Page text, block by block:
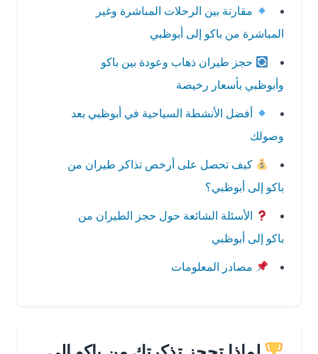
مقارنة بين الرحلات المباشرة وغير
المباشرة من باكو إلى أبوظبي
حجز طيران ذهاب وعودة بين باكو
وأبوظبي بأسعار رخيصة
أفضل الأنشطة السياحية في أبوظبي بعد
وصولك
كيف تحصل على أرخص تذاكر طيران من
باكو إلى أبوظبي؟
الأسئلة الشائعة حول حجز الطيران من
باكو إلى أبوظبي
مصادر المعلومات